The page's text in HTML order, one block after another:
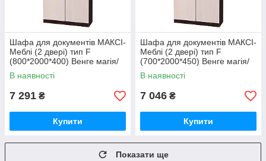
Шафа для документів МАКСІ-
Меблі (2 двері) тип F
(800*2000*400) Венге магія/
Дуб молочний (8328)
В наявності
7 291 ₴
Купити
Шафа для документів МАКСІ-
Меблі (2 двері) тип F
(700*2000*450) Венге магія/
Дуб молочний (8329)
В наявності
7 046 ₴
Купити
Показати ще